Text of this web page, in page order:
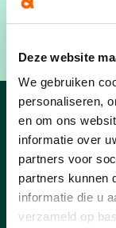
Deze website
We gebruiken
personaliseren,
en om ons
informatie over
partners voor
partners kunnen
informatie die u
verzameld op